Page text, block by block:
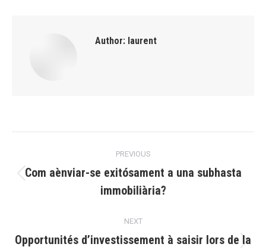
Author: laurent
navigation
PREVIOUS
post:
Com aènviar-se exitósament a una subhasta
immobiliària?
NEXT
Opportunités d’investissement à saisir lors de la